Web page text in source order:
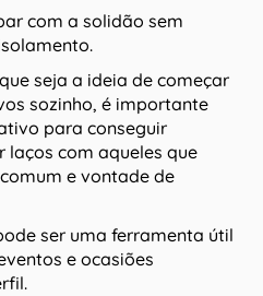
com a solidão sem
seja a ideia de começar
sozinho, é importante
para conseguir
laços com aqueles que
e vontade de
ser uma ferramenta útil
e ocasiões